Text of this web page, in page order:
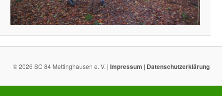
© 2026 SC 84 Mettinghausen e. V. | Impressum | Datenschutzerklärung